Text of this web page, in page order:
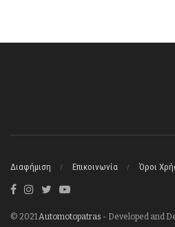
Διαφήμιση Επικοινωνία Όροι
© 2021Automotopatras - Developed and